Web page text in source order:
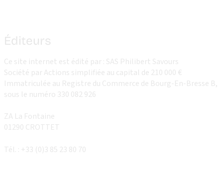
Éditeurs
Ce site internet est édité par : SAS Philibert Savours
Société par Actions simplifiée au capital de 210 000 €
Immatriculée au Registre du Commerce de Bourg-En-Bresse B,
sous le numéro 330 082 926
ZA La Fontaine
01290 CROTTET
Tél. : +33 (0)3 85 23 80 70